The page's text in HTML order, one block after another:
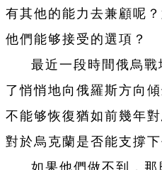
有其他的能力去兼顧呢
他們能够接受的選項？
最近一段時間俄烏
了悄悄地向俄羅斯方向
不能够恢復猶如前幾年
對於烏克蘭是否能支撐